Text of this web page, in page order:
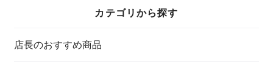
カテゴリから探す
店長のおすすめ商品